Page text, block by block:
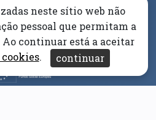
(abre em nova janela)
(abre em nova janela)
(abre em nova janela)
neste sítio web não
pessoal que permitam a
continuar está a aceitar
. continuar